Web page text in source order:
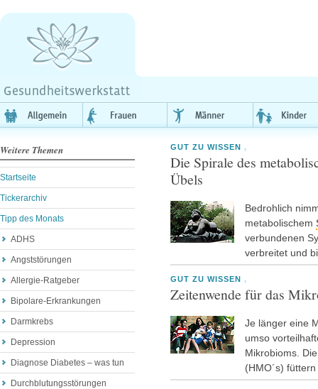
Weitere Themen
Startseite
Tickerarchiv
Tipp des Monats
ADHS
Angststörungen
Allergie-Ratgeber
Bipolare-Erkrankungen
Darmkrebs
Depression
Diagnose Diabetes – was tun
Durchblutungsstörungen
GUT ZU WISSEN ,
Die Spirale des
Übels
Bedrohlich
metabolischem
verbundenen
verbreitet und
GUT ZU WISSEN ,
Zeitenwende für das
Je länger eine
umso
Mikrobioms.
(HMO´s)